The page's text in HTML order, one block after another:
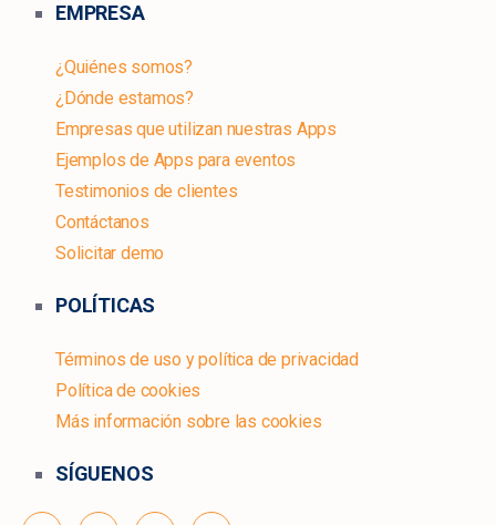
EMPRESA
¿Quiénes somos?
¿Dónde estamos?
Empresas que utilizan nuestras Apps
Ejemplos de Apps para eventos
Testimonios de clientes
Contáctanos
Solicitar demo
POLÍTICAS
Términos de uso y política de privacidad
Política de cookies
Más información sobre las cookies
SÍGUENOS